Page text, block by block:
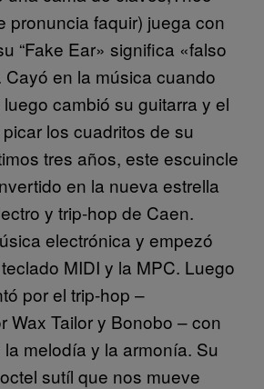
pronuncia faquir) juega con
“Fake Ear» significa «falso
Cayó en la música cuando
cambió su guitarra y el
los cuadritos de su
tres años, este escuincle
en la nueva estrella
y trip-hop de Caen.
electrónica y empezó
MIDI y la MPC. Luego
por el trip-hop –
Wax Tailor y Bonobo – con
melodía y la armonía. Su
sutíl que nos mueve